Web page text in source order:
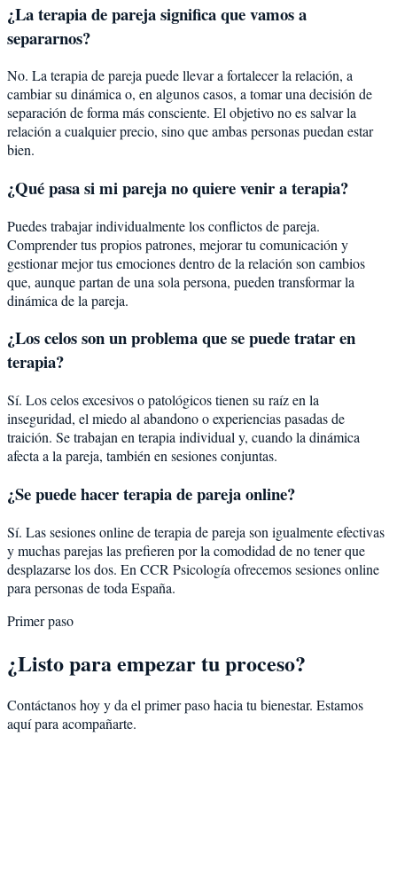
¿La terapia de pareja significa que vamos a
separarnos?
No. La terapia de pareja puede llevar a fortalecer la relación, a
cambiar su dinámica o, en algunos casos, a tomar una decisión de
separación de forma más consciente. El objetivo no es salvar la
relación a cualquier precio, sino que ambas personas puedan estar
bien.
¿Qué pasa si mi pareja no quiere venir a terapia?
Puedes trabajar individualmente los conflictos de pareja.
Comprender tus propios patrones, mejorar tu comunicación y
gestionar mejor tus emociones dentro de la relación son cambios
que, aunque partan de una sola persona, pueden transformar la
dinámica de la pareja.
¿Los celos son un problema que se puede tratar en
terapia?
Sí. Los celos excesivos o patológicos tienen su raíz en la
inseguridad, el miedo al abandono o experiencias pasadas de
traición. Se trabajan en terapia individual y, cuando la dinámica
afecta a la pareja, también en sesiones conjuntas.
¿Se puede hacer terapia de pareja online?
Sí. Las sesiones online de terapia de pareja son igualmente efectivas
y muchas parejas las prefieren por la comodidad de no tener que
desplazarse los dos. En CCR Psicología ofrecemos sesiones online
para personas de toda España.
Primer paso
¿Listo para empezar tu proceso?
Contáctanos hoy y da el primer paso hacia tu bienestar. Estamos
aquí para acompañarte.